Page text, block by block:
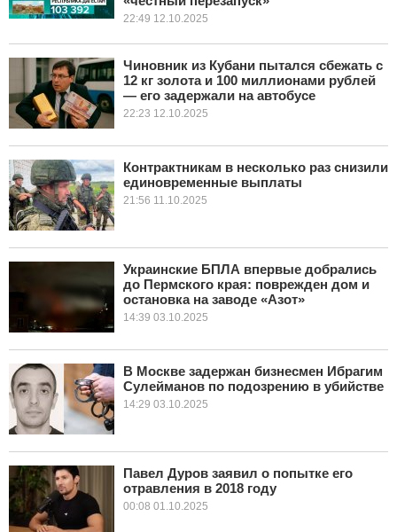
ЭГОИЗМ
БЛОГ
22:49 12.10.2025
Чиновник из Кубани пытался сбежать с
12 кг золота и 100 миллионами рублей
— его задержали на автобусе
22:23 12.10.2025
Контрактникам в несколько раз снизили
единовременные выплаты
21:56 11.10.2025
Украинские БПЛА впервые добрались
до Пермского края: поврежден дом и
остановка на заводе «Азот»
14:39 03.10.2025
В Москве задержан бизнесмен Ибрагим
Сулейманов по подозрению в убийстве
14:29 03.10.2025
Павел Дуров заявил о попытке его
отравления в 2018 году
00:08 01.10.2025